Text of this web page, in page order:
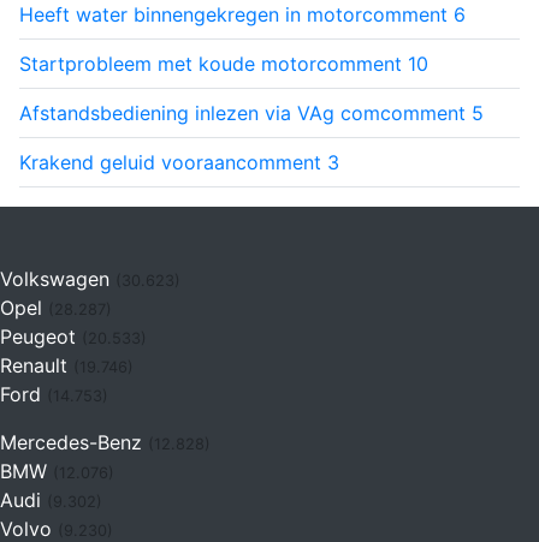
Heeft water binnengekregen in motorcomment 6
Startprobleem met koude motorcomment 10
Afstandsbediening inlezen via VAg comcomment 5
Krakend geluid vooraancomment 3
Volkswagen (30.623)
Opel
Peugeot
Renault (19.746)
Ford (14.753)
Mercedes-Benz
BMW (12.076)
Audi
Volvo